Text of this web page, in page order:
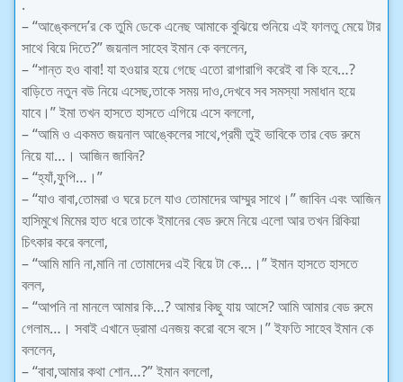
.
– “আঙ্কেলদে’র কে তুমি ডেকে এনেছ আমাকে বুঝিয়ে শুনিয়ে এই ফালতু মেয়ে টার
সাথে বিয়ে দিতে?” জয়নাল সাহেব ইমান কে বললেন,
– “শান্ত হও বাবা! যা হওয়ার হয়ে গেছে এতো রাগারাগি করেই বা কি হবে…?
বাড়িতে নতুন বউ নিয়ে এসেছ,তাকে সময় দাও,দেখবে সব সমস্যা সমাধান হয়ে
যাবে।” ইমা তখন হাসতে হাসতে এগিয়ে এসে বললো,
– “আমি ও একমত জয়নাল আঙ্কেলের সাথে,প্রমী তুই ভাবিকে তার বেড রুমে
নিয়ে যা…। আজিন জাবিন?
– “হ্যাঁ,ফুপি…।”
– “যাও বাবা,তোমরা ও ঘরে চলে যাও তোমাদের আম্মুর সাথে।” জাবিন এবং আজিন
হাসিমুখে মিমের হাত ধরে তাকে ইমানের বেড রুমে নিয়ে এলো আর তখন রিকিয়া
চিৎকার করে বললো,
– “আমি মানি না,মানি না তোমাদের এই বিয়ে টা কে…।” ইমান হাসতে হাসতে
বলল,
– “আপনি না মানলে আমার কি…? আমার কিছু যায় আসে? আমি আমার বেড রুমে
গেলাম…। সবাই এখানে ড্রামা এনজয় করো বসে বসে।” ইফতি সাহেব ইমান কে
বললেন,
– “বাবা,আমার কথা শোন…?” ইমান বললো,